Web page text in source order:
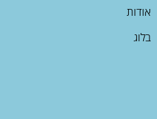
אודות
בלוג